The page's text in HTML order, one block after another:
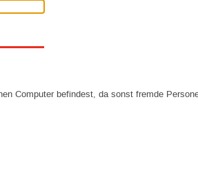
Computer befindest, da sonst fremde